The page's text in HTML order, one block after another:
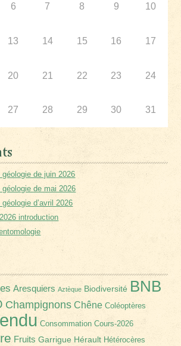
6 7 8 9 10
13 14 15 16 17
20 21 22 23 24
27 28 29 30 31
de juin 2026
de mai 2026
d’avril 2026
introduction
Aresquiers Aztèque Biodiversité BNB
Champignons Chêne Coléoptères
Consommation Cours-2026
Fruits Garrigue Hérault Hétérocères